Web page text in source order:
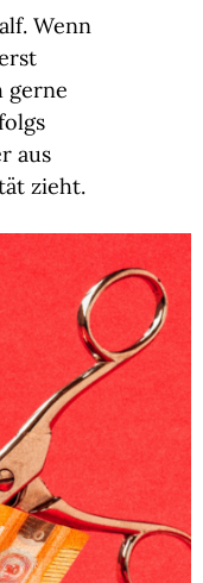
Wenn
gerne
aus
zieht.